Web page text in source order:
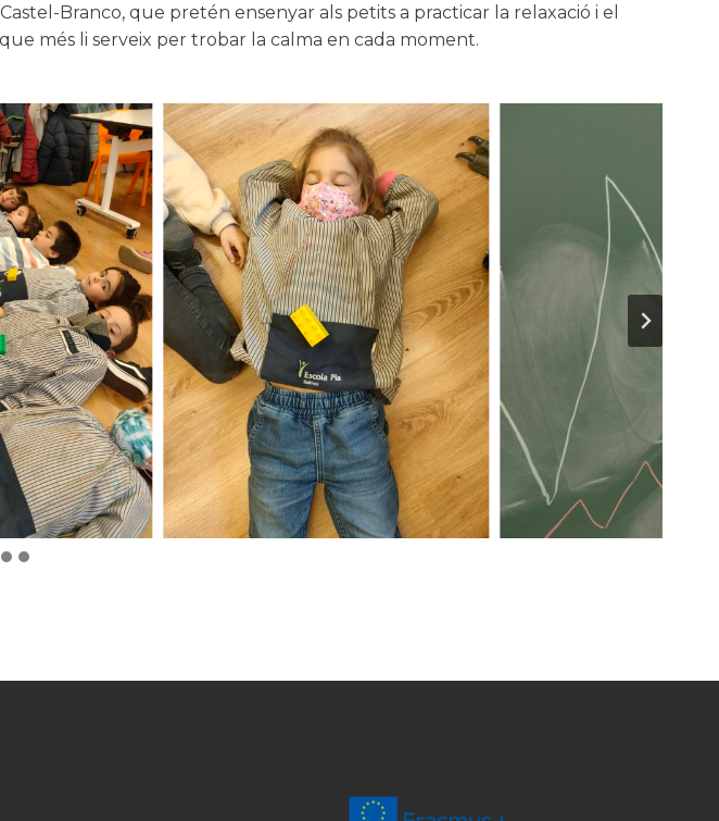
Branco, que pretén ensenyar als petits a practicar la relaxació i el
més li serveix per trobar la calma en cada moment.